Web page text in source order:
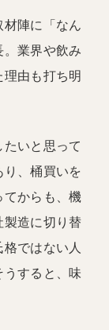
陣に「なん
業界や飲み
由も打ち明
たいと思って
、桶買いを
てからも、機
製造に切り替
ではない人
うすると、味